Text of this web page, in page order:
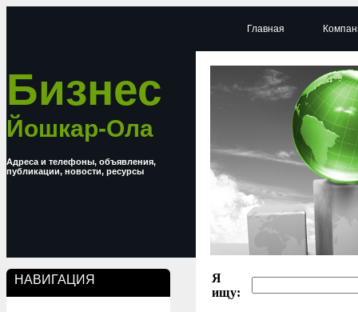
Бизнес
Йошкар-Ола
Адреса и телефоны, объявления,
публикации, новости, ресурсы
НАВИГАЦИЯ
Главная
Я
ищу: